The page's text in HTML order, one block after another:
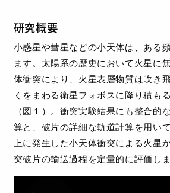
研究概要
小惑星や彗星などの小天体は、ある
ます。太陽系の歴史において火星に
体衝突により、火星表層物質は吹き
くをまわる衛星フォボスに降り積も
（図１）。衝突実験結果にも整合的
算と、破片の詳細な軌道計算を用い
上に発生した小天体衝突による火星
突破片の輸送過程を定量的に評価しま